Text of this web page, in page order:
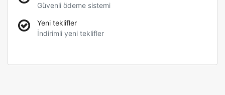
Güvenli ödeme sistemi
Yeni teklifler
İndirimli yeni teklifler